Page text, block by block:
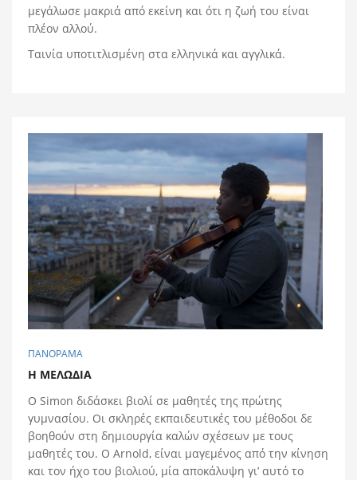
μεγάλωσε μακριά από εκείνη και ότι η ζωή του είναι
πλέον αλλού.
Ταινία υποτιτλισμένη στα ελληνικά και αγγλικά.
ΠΑΝΟΡΑΜΑ
Η ΜΕΛΩΔIA
O Simon διδάσκει βιολί σε μαθητές της πρώτης
γυμνασίου. Οι σκληρές εκπαιδευτικές του μέθοδοι δε
βοηθούν στη δημιουργία καλών σχέσεων με τους
μαθητές του. O Arnold, είναι μαγεμένος από την κίνηση
και τον ήχο του βιολιού, μία αποκάλυψη γι’ αυτό το